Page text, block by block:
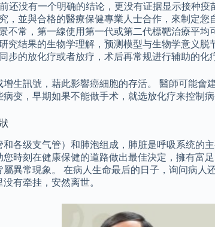
还没有一个明确的结论，更没有证据显示接种
，並與合格的醫療保健專業人士合作，來制定您
不常，第一線使用第一代或第二代標靶治療平均
究结果的生物学理解，预测模型与生物学意义脱
步的放化疗或者放疗，术后再常规进行辅助的化
增生訊號，藉此影響癌細胞的存活。 醫師可能
变，早期如果不能做手术，就选放化疗来控制病
各级支气管）和肺泡组成，肺脏是呼吸系统的
時刻在健康保健的道路做出最佳決定，擁有富
異常現象。 在病人生命最后的日子，询问病
有牵挂，安然离世。